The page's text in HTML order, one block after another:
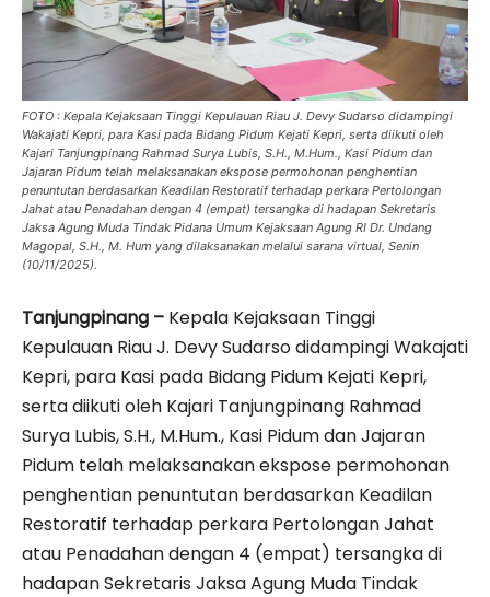
FOTO : Kepala Kejaksaan Tinggi Kepulauan Riau J. Devy Sudarso didampingi
Wakajati Kepri, para Kasi pada Bidang Pidum Kejati Kepri, serta diikuti oleh
Kajari Tanjungpinang Rahmad Surya Lubis, S.H., M.Hum., Kasi Pidum dan
Jajaran Pidum telah melaksanakan ekspose permohonan penghentian
penuntutan berdasarkan Keadilan Restoratif terhadap perkara Pertolongan
Jahat atau Penadahan dengan 4 (empat) tersangka di hadapan Sekretaris
Jaksa Agung Muda Tindak Pidana Umum Kejaksaan Agung RI Dr. Undang
Magopal, S.H., M. Hum yang dilaksanakan melalui sarana virtual, Senin
(10/11/2025).
Tanjungpinang – Kepala Kejaksaan Tinggi
Kepulauan Riau J. Devy Sudarso didampingi Wakajati
Kepri, para Kasi pada Bidang Pidum Kejati Kepri,
serta diikuti oleh Kajari Tanjungpinang Rahmad
Surya Lubis, S.H., M.Hum., Kasi Pidum dan Jajaran
Pidum telah melaksanakan ekspose permohonan
penghentian penuntutan berdasarkan Keadilan
Restoratif terhadap perkara Pertolongan Jahat
atau Penadahan dengan 4 (empat) tersangka di
hadapan Sekretaris Jaksa Agung Muda Tindak